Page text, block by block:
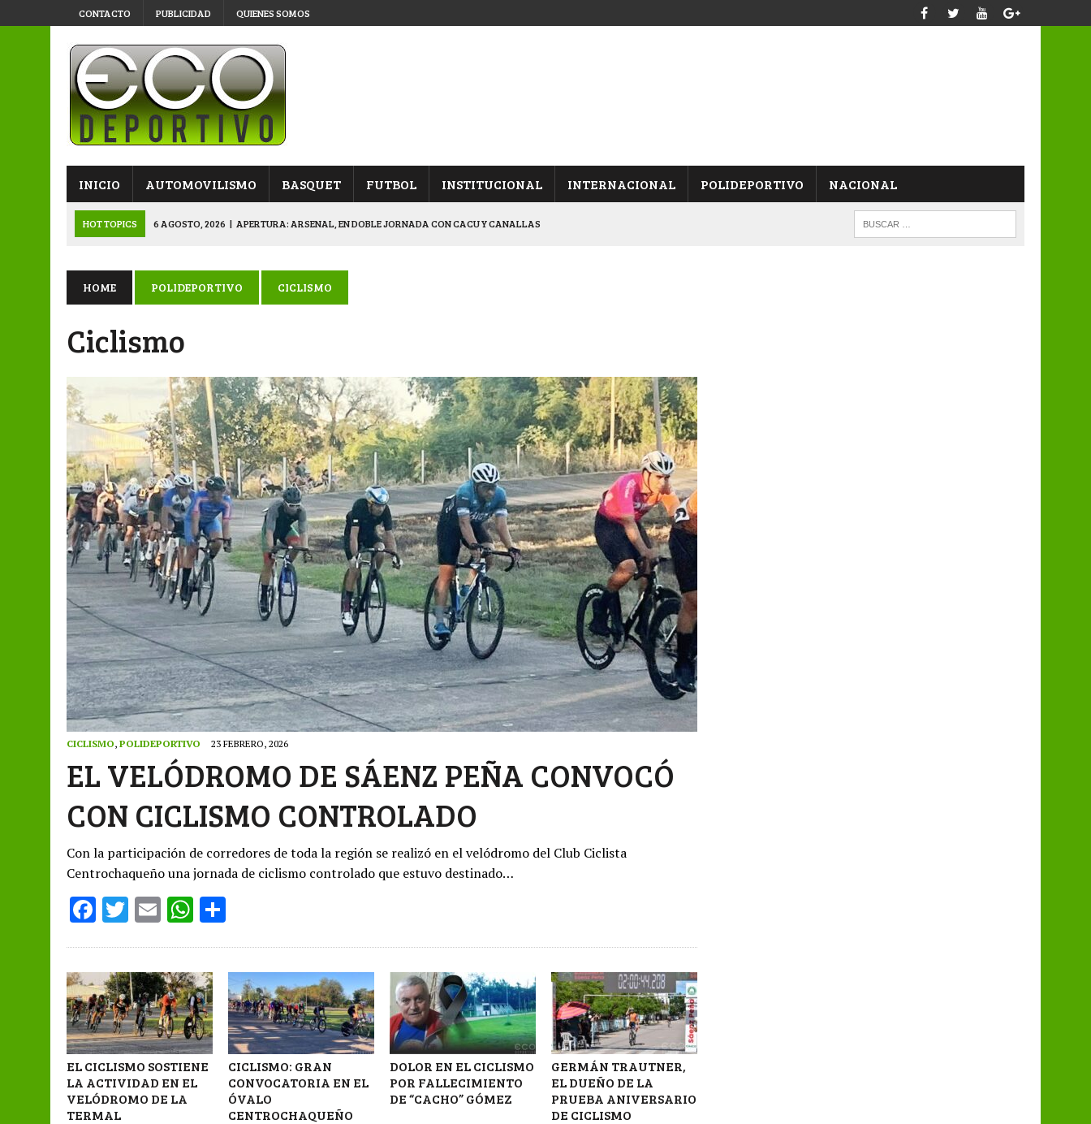
CONTACTO PUBLICIDAD QUIENES SOMOS
INICIO AUTOMOVILISMO BASQUET FUTBOL INSTITUCIONAL INTERNACIONAL POLIDEPORTIVO NACIONAL
HOT TOPICS 6 AGOSTO, 2026 | APERTURA: ARSENAL, EN DOBLE JORNADA CON CACU Y CANALLAS
6 AGOSTO, 2026 | APERTURA: BELGRANO DERROTÓ A NAPENAY Y ES SEMIFINALISTA
7 AGOSTO, 2026
HOME POLIDEPORTIVO CICLISMO
Ciclismo
CICLISMO, POLIDEPORTIVO 23 FEBRERO, 2026
EL VELÓDROMO DE SÁENZ PEÑA CONVOCÓ
CON CICLISMO CONTROLADO
Con la participación de corredores de toda la región se realizó en el velódromo del Club Ciclista
Centrochaqueño una jornada de ciclismo controlado que estuvo destinado…
F
b
o
o
k
T
te
r
E
l
W
s
A
p
p
e
EL CICLISMO SOSTIENE
LA ACTIVIDAD EN EL
VELÓDROMO DE LA
TERMAL
CICLISMO: GRAN
CONVOCATORIA EN EL
ÓVALO
CENTROCHAQUEÑO
DOLOR EN EL CICLISMO
POR FALLECIMIENTO
DE “CACHO” GÓMEZ
GERMÁN TRAUTNER,
EL DUEÑO DE LA
PRUEBA ANIVERSARIO
DE CICLISMO